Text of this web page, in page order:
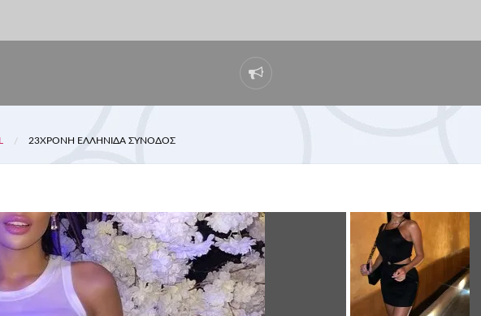
23ΧΡΟΝΗ ΕΛΛΗΝΙΔΑ ΣΥΝΟΔΟΣ